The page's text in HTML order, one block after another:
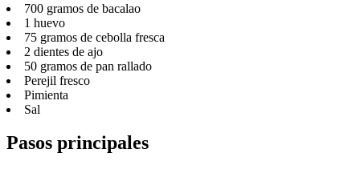
700 gramos de bacalao
1 huevo
75 gramos de cebolla fresca
2 dientes de ajo
50 gramos de pan rallado
Perejil fresco
Pimienta
Sal
Pasos principales